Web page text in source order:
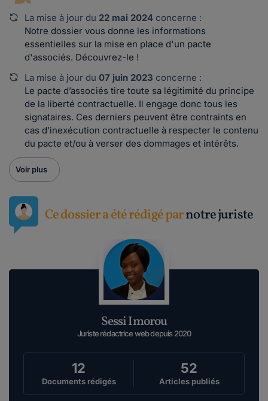
La mise à jour du 22 mai 2024 concerne :
Notre dossier vous donne les informations
essentielles sur la mise en place d'un pacte
d'associés. Découvrez-le !
La mise à jour du 07 juin 2023 concerne :
Le pacte d’associés tire toute sa légitimité du principe
de la liberté contractuelle. Il engage donc tous les
signataires. Ces derniers peuvent être contraints en
cas d’inexécution contractuelle à respecter le contenu
du pacte et/ou à verser des dommages et intérêts.
Voir plus
Ce dossier a été rédigé parnotre juriste
Sessi Imorou
Juriste rédactrice web depuis 2020
12
Documents rédigés
52
Articles publiés